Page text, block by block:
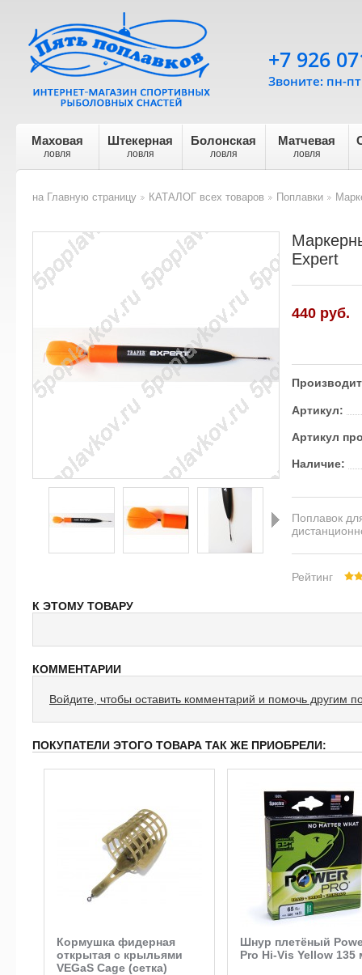
Маховая
ловля
Штекерная
ловля
Болонская
ловля
Матчевая
ловля
+7 926
Звоните: пн-
на Главную страницу
КАТАЛОГ всех товаров
Поплавки
Далее
Expert
440 руб.
Артикул:
Артикул
Наличие:
Поплавок
Рейтинг
К ЭТОМУ ТОВАРУ
КОММЕНТАРИИ
Войдите, чтобы оставить комментарий и помочь другим
ПОКУПАТЕЛИ ЭТОГО ТОВАРА ТАК ЖЕ ПРИОБРЕЛИ:
Кормушка фидерная
открытая с крыльями
VEGaS Cage (сетка)
Шнур плетёный
Pro Hi-Vis Yellow 135